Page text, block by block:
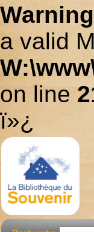
Warning
a valid
on line
ï»¿